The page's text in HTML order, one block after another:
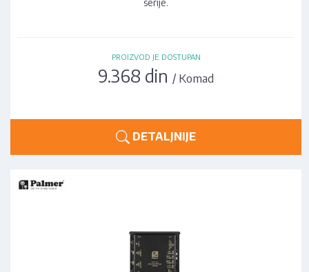
PROIZVOD JE DOSTUPAN
9.368 din / Komad
DETALJNIJE